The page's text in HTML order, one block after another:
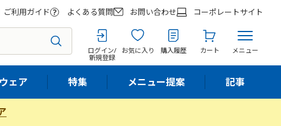
ご利用ガイド よくある質問 お問い合わせ コーポレートサイト
ログイン/
新規登録
お気に入り 購入履歴 カート メニュー
ェア 特集 メニュー提案 記事